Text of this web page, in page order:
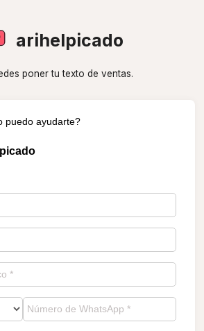
arihelpicado
poner tu texto de ventas.
puedo ayudarte?